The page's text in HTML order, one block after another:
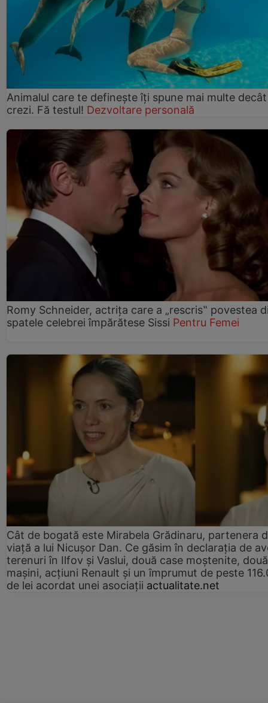
Animalul care te definește îți spune mai multe decât
crezi. Fă testul! Dezvoltare personală
Romy Schneider, actrița care a „rescris‟ povestea
spatele celebrei împărătese Sissi Pentru Femei
Cât de bogată este Mirabela Grădinaru, partenera
viață a lui Nicușor Dan. Ce găsim în declarația de
terenuri în Ilfov și Vaslui, două case moștenite, două
mașini, acțiuni Renault și un împrumut de peste
de lei acordat unei asociații actualitate.net